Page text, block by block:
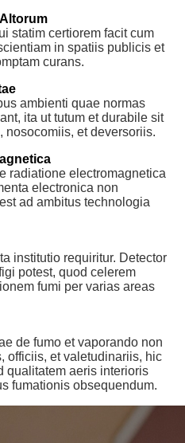
statim certiorem facit cum
in spatiis publicis et
curans.
ambienti quae normas
ita ut tutum et durabile sit
nosocomiis, et deversoriis.
radiatione electromagnetica
electronica non
ad ambitus technologia
institutio requiritur. Detector
potest, quod celerem
fumi per varias areas
de fumo et vaporando non
officiis, et valetudinariis, hic
qualitatem aeris interioris
fumationis obsequendum.